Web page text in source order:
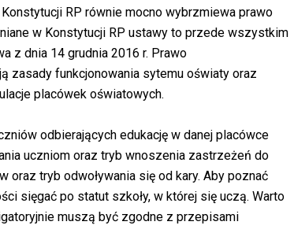
RP równie mocno wybrzmiewa prawo
w Konstytucji RP ustawy to przede wszystkim
z dnia 14 grudnia 2016 r. Prawo
zasady funkcjonowania sytemu oświaty oraz
placówek oświatowych.
odbierających edukację w danej placówce
uczniom oraz tryb wnoszenia zastrzeżeń do
tryb odwoływania się od kary. Aby poznać
sięgać po statut szkoły, w której się uczą. Warto
muszą być zgodne z przepisami